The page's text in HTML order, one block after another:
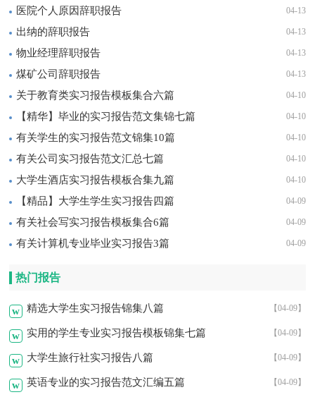
04-13
医院个人原因辞职报告
04-13
出纳的辞职报告
04-13
物业经理辞职报告
04-13
煤矿公司辞职报告
04-10
关于教育类实习报告模板集合六篇
04-10
【精华】毕业的实习报告范文集锦七篇
04-10
有关学生的实习报告范文锦集10篇
04-10
有关公司实习报告范文汇总七篇
04-10
大学生酒店实习报告模板合集九篇
04-09
【精品】大学生学生实习报告四篇
04-09
有关社会写实习报告模板集合6篇
04-09
有关计算机专业毕业实习报告3篇
热门报告
w 【04-09】
精选大学生实习报告锦集八篇
w 【04-09】
实用的学生专业实习报告模板锦集七篇
w 【04-09】
大学生旅行社实习报告八篇
w 【04-09】
英语专业的实习报告范文汇编五篇